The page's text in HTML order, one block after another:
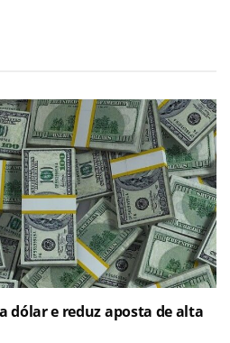
dólar e reduz aposta de alta